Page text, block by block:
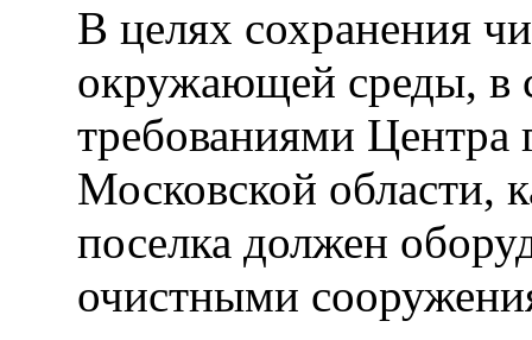
В целях сохранения
окружающей среды, в
требованиями Центра
Московской области,
поселка должен
очистными